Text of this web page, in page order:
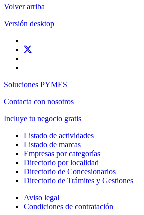
Volver arriba
Versión desktop
Soluciones PYMES
Contacta con nosotros
Incluye tu negocio gratis
Listado de actividades
Listado de marcas
Empresas por categorías
Directorio por localidad
Directorio de Concesionarios
Directorio de Trámites y Gestiones
Aviso legal
Condiciones de contratación